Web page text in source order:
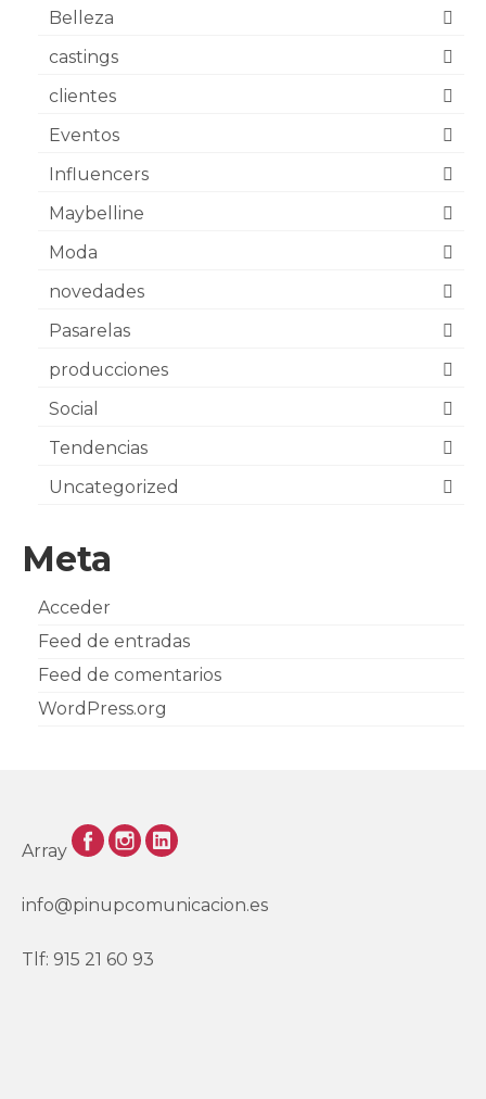
Belleza
castings
clientes
Eventos
Influencers
Maybelline
Moda
novedades
Pasarelas
producciones
Social
Tendencias
Uncategorized
Meta
Acceder
Feed de entradas
Feed de comentarios
WordPress.org
Array
info@pinupcomunicacion.es
Tlf: 915 21 60 93